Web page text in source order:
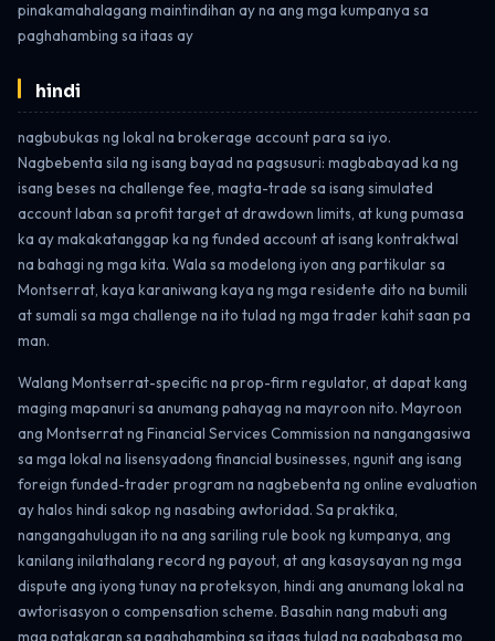
pinakamahalagang maintindihan ay na ang mga kumpanya sa
paghahambing sa itaas ay
hindi
nagbubukas ng lokal na brokerage account para sa iyo.
Nagbebenta sila ng isang bayad na pagsusuri: magbabayad ka ng
isang beses na challenge fee, magta-trade sa isang simulated
account laban sa profit target at drawdown limits, at kung pumasa
ka ay makakatanggap ka ng funded account at isang kontraktwal
na bahagi ng mga kita. Wala sa modelong iyon ang partikular sa
Montserrat, kaya karaniwang kaya ng mga residente dito na bumili
at sumali sa mga challenge na ito tulad ng mga trader kahit saan pa
man.
Walang Montserrat-specific na prop-firm regulator, at dapat kang
maging mapanuri sa anumang pahayag na mayroon nito. Mayroon
ang Montserrat ng Financial Services Commission na nangangasiwa
sa mga lokal na lisensyadong financial businesses, ngunit ang isang
foreign funded-trader program na nagbebenta ng online evaluation
ay halos hindi sakop ng nasabing awtoridad. Sa praktika,
nangangahulugan ito na ang sariling rule book ng kumpanya, ang
kanilang inilathalang record ng payout, at ang kasaysayan ng mga
dispute ang iyong tunay na proteksyon, hindi ang anumang lokal na
awtorisasyon o compensation scheme. Basahin nang mabuti ang
mga patakaran sa paghahambing sa itaas tulad ng pagbabasa mo